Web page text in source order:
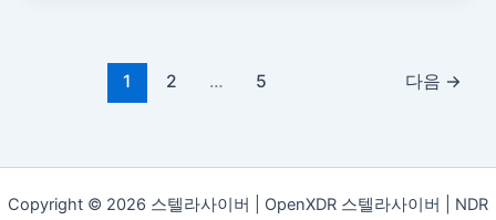
1 2 … 5 다음 →
Copyright © 2026 스텔라사이버 | OpenXDR 스텔라사이버 | NDR